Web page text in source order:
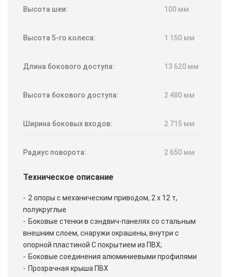
Высота шеи: 100 мм
Высота 5-го колеса: 1 150 мм
Длина бокового доступа: 13 620 мм
Высота бокового доступа: 2 480 мм
Ширина боковых входов: 2 715 мм
Радиус поворота: 2 650 мм
Техническое описание
2 опоры с механическим приводом, 2 х 12 т,
полукруглые
Боковые стенки в сэндвич-панелях со стальным
внешним слоем, снаружи окрашены, внутри с
опорной пластиной С покрытием из ПВХ;
Боковые соединения алюминиевыми профилями
Прозрачная крыша ПВХ